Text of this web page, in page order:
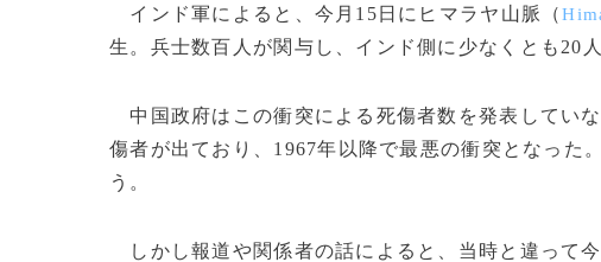
インド軍によると、今月15日にヒマラヤ山脈（
生。兵士数百人が関与し、インド側に少なくとも20
中国政府はこの衝突による死傷者数を発表してい
傷者が出ており、1967年以降で最悪の衝突となった
う。
しかし報道や関係者の話によると、当時と違って